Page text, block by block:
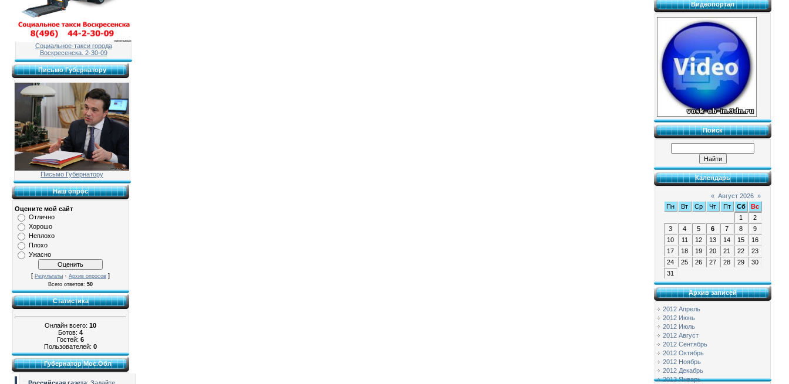
Социальное-такси города
Воскресенска. 2-30-09
Письмо Губернатору
Письмо Губернатору
Наш опрос
Оцените мой сайт
Отлично
Хорошо
Неплохо
Плохо
Ужасно
[ Результаты · Архив опросов ]
Всего ответов: 50
Статистика
Онлайн всего: 10
Ботов: 4
Гостей: 6
Пользователей: 0
Губернатор Мос.Обл
Видеопортал
Поиск
Календарь
« Август 2026 »
Пн
Вт Ср Чт Пт Сб
Вс
1
2
3
4 5 6 7 8
9
10
11 12 13 14 15
16
17
18 19 20 21 22
23
24
25 26 27 28 29
30
31
Архив записей
2012 Апрель
2012 Июнь
2012 Июль
2012 Август
2012 Сентябрь
2012 Октябрь
2012 Ноябрь
2012 Декабрь
2013 Январь